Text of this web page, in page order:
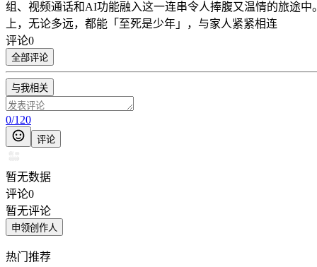
组、视频通话和AI功能融入这一连串令人捧腹又温情的旅途
上，无论多远，都能「至死是少年」，与家人紧紧相连
评论0
全部评论
与我相关
0/120
评论
暂无数据
评论0
暂无评论
申领创作人
热门推荐